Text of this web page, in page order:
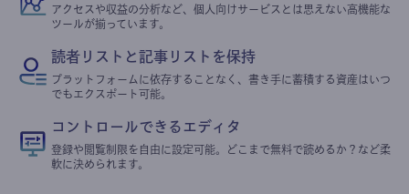
アクセスや収益の分析など、個人向けサービスとは思えない高機能な
ツールが揃っています。
読者リストと記事リストを保持
プラットフォームに依存することなく、書き手に蓄積する資産はいつ
でもエクスポート可能。
コントロールできるエディタ
登録や閲覧制限を自由に設定可能。どこまで無料で読めるか？など柔
軟に決められます。